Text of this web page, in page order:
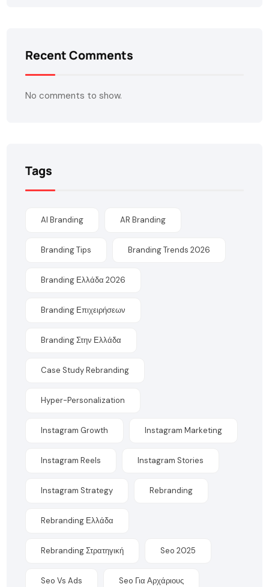
Recent Comments
No comments to show.
Tags
AI Branding AR Branding
Branding Tips Branding Trends 2026
Branding Ελλάδα 2026
Branding Επιχειρήσεων
Branding Στην Ελλάδα
Case Study Rebranding
Hyper-Personalization
Instagram Growth Instagram Marketing
Instagram Reels Instagram Stories
Instagram Strategy Rebranding
Rebranding Ελλάδα
Rebranding Στρατηγική Seo 2025
Seo Vs Ads Seo Για Αρχάριους